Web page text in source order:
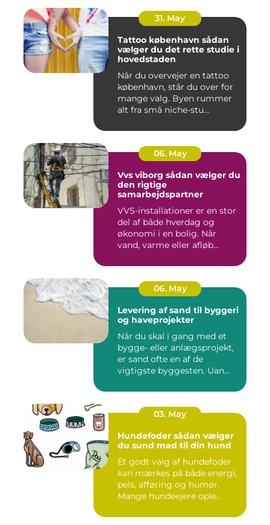
31. May
Tattoo københavn sådan
vælger du det rette studie i
hovedstaden
Når du overvejer en tattoo
københavn, står du over for
mange valg. Byen rummer
alt fra små niche-stu...
06. May
Vvs viborg sådan vælger du
den rigtige
samarbejdspartner
VVS-installationer er en stor
del af både hverdag og
økonomi i en bolig. Når
vand, varme eller afløb...
06. May
Levering af sand til byggeri
og haveprojekter
Når du skal i gang med et
bygge- eller anlægsprojekt,
er sand ofte en af de
vigtigste byggesten. Uan...
03. May
Hundefoder sådan vælger
du sund mad til din hund
Et godt valg af hundefoder
kan mærkes på både energi,
pels, afføring og humør.
Mange hundeejere ople...